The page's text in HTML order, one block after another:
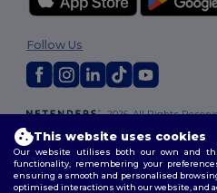
2026. All Rights
Terms & Conditions
Customization
Policy
Follow Us
This website uses cookies
Our website utilises both our own and
functionality, remembering your
ensuring a smooth and personalised
optimised interactions with our website, and